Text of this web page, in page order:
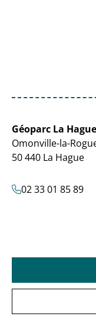
Géoparc La Hague
Omonville-la-
50 440 La Hague
02 33 01 85 89